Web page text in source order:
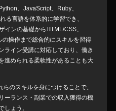
、JavaScript、Ruby、
る言語を体系的に学習でき、
インの基礎からHTML/CSS、
操作まで総合的にスキルを習得
ライン受講に対応しており、働き
進められる柔軟性があることも大
のスキルを身につけることで、
ーランス・副業での収入獲得の機
しょう。